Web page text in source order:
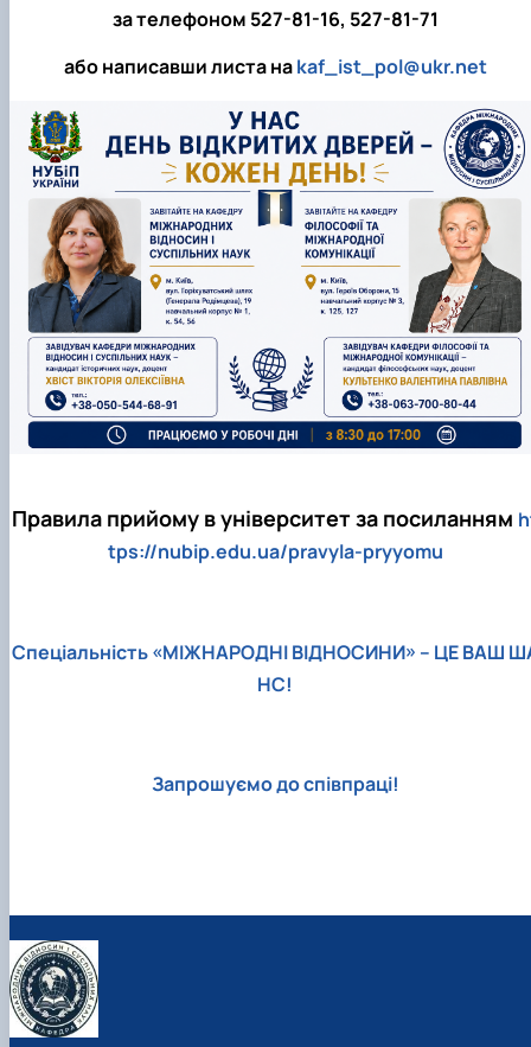
за телефоном 527-81-16, 527-81-71
або написавши листа на kaf_ist_pol@ukr.net
Правила прийому в університет за посиланням
tps://nubip.edu.ua/pravyla-pryyomu
Спеціальність «МІЖНАРОДНІ ВІДНОСИНИ» – ЦЕ ВАШ
НС!
Запрошуємо до співпраці!